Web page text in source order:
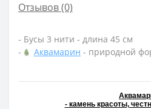
Отзывов (0)
- Бусы 3 нити - длина 45 см
-
Аквамарин - природной
- камень красоты,